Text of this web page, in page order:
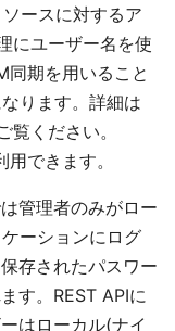
ースに対するア
にユーザー名を使
同期を用いること
ります。詳細は
覧ください。
用できます。
管理者のみがロー
ーションにログ
存されたパスワー
す。REST APIに
はローカル(ナイ